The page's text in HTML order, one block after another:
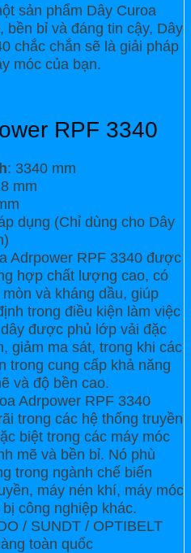
sản phẩm Dây Curoa
bỉ và đáng tin cậy, Dây
chắc chắn sẽ là giải pháp
móc của bạn.
RPF 3340
: 3340 mm
mm
dụng (Chỉ dùng cho Dây
Adrpower RPF 3340 được
hợp chất lượng cao, có
và kháng dầu, giúp
trong điều kiện làm việc
được phủ lớp vải đặc
giảm ma sát, trong khi các
trong cung cấp khả năng
và độ bền cao.
Adrpower RPF 3340
trong các hệ thống truyền
biệt trong các máy móc
mẽ và bền bỉ. Nó phù
trong ngành chế biến
máy nén khí, máy móc
công nghiệp khác.
/ SUNDT / OPTIBELT
toàn quốc